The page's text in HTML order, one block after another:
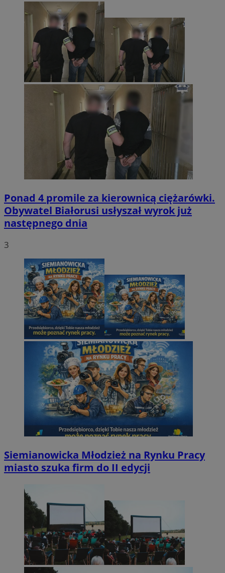
Ponad 4 promile za kierownicą ciężarówki.
Obywatel Białorusi usłyszał wyrok już
następnego dnia
3
Siemianowicka Młodzież na Rynku Pracy
miasto szuka firm do II edycji